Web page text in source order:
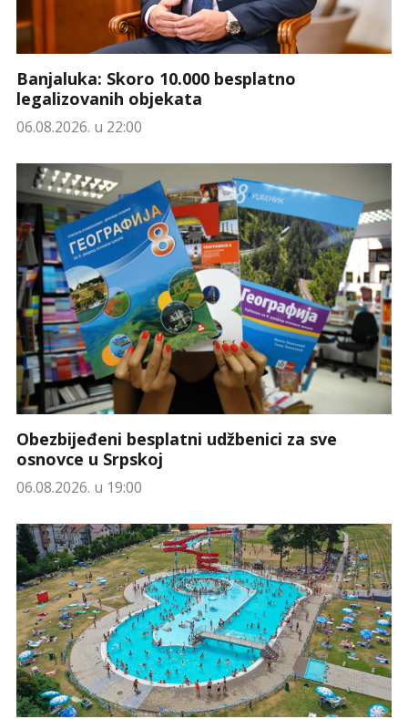
Banjaluka: Skoro 10.000 besplatno
legalizovanih objekata
06.08.2026. u 22:00
Obezbijeđeni besplatni udžbenici za sve
osnovce u Srpskoj
06.08.2026. u 19:00